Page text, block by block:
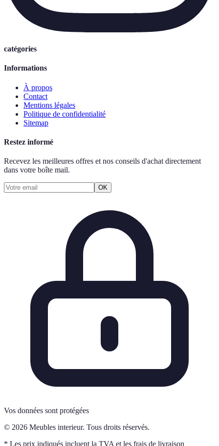
catégories
Informations
À propos
Contact
Mentions légales
Politique de confidentialité
Sitemap
Restez informé
Recevez les meilleures offres et nos conseils d'achat directement
dans votre boîte mail.
OK
Vos données sont protégées
© 2026 Meubles interieur. Tous droits réservés.
* Les prix indiqués incluent la TVA et les frais de livraison